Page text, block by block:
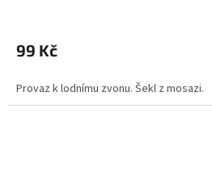
99 Kč
Provaz k lodnímu zvonu. Šekl z mosazi.